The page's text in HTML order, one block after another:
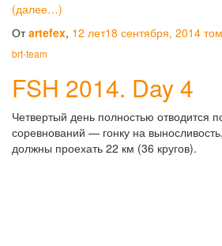
(далее…)
Отartefex, 12 лет18 сентября, 2014
brt-team
FSH 2014. Day 4
Четвертый день полностью отводится
соревнований — гонку на
должны проехать 22 км (36 кругов).